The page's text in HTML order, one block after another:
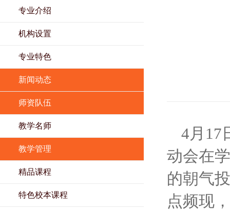
专业介绍
机构设置
专业特色
新闻动态
师资队伍
教学名师
教学管理
精品课程
特色校本课程
4月17
动会在
的朝气
点频现